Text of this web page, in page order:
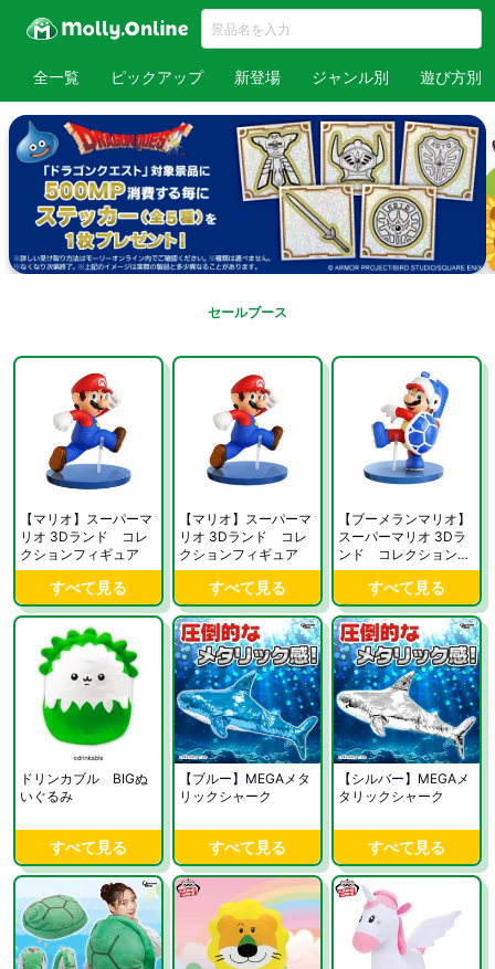
全一覧 ピックアップ 新登場 ジャンル別 遊び方別
セールブース
【マリオ】スーパーマ
リオ 3Dランド コレ
クションフィギュア
すべて見る
【マリオ】スーパーマ
リオ 3Dランド コレ
クションフィギュア
すべて見る
【ブーメランマリオ】
スーパーマリオ 3Dラ
ンド コレクションフ
ィギュア
すべて見る
ドリンカブル BIGぬ
いぐるみ
すべて見る
【ブルー】MEGAメタ
リックシャーク
すべて見る
【シルバー】MEGAメ
タリックシャーク
すべて見る